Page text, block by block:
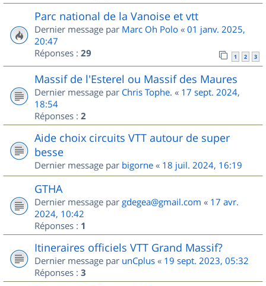
Parc national de la Vanoise et vtt
Dernier message par Marc Oh Polo « 01 janv. 2025,
20:47
Réponses : 29 1 2 3
Massif de l'Esterel ou Massif des Maures
Dernier message par Chris Tophe. « 17 sept. 2024,
18:54
Réponses : 2
Aide choix circuits VTT autour de super
besse
Dernier message par bigorne « 18 juil. 2024, 16:19
GTHA
Dernier message par gdegea@gmail.com « 17 avr.
2024, 10:42
Réponses : 1
Itineraires officiels VTT Grand Massif?
Dernier message par unCplus « 19 sept. 2023, 05:32
Réponses : 3